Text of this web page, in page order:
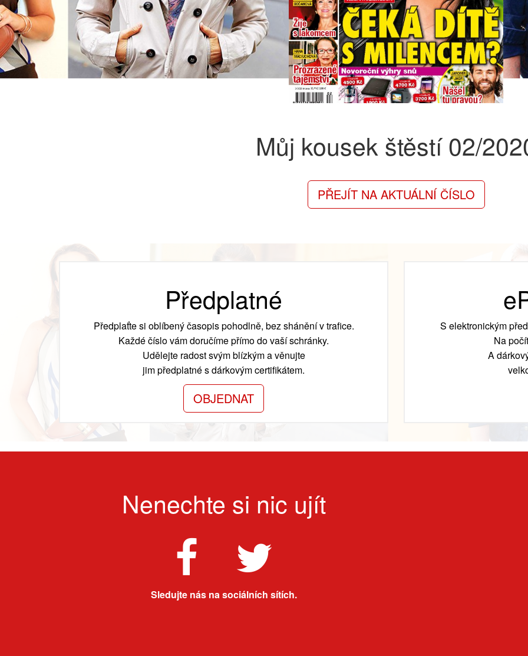
Můj kousek štěstí02/
PŘEJÍT NA AKTUÁLNÍ ČÍSLO
Předplatné
Předplaťte si oblíbený časopis pohodlně, bez shánění v trafice.
Každé číslo vám doručíme přímo do vaší schránky.
Udělejte radost svým blízkým a věnujte
jim předplatné s dárkovým certifikátem.
OBJEDNAT
S elektronickým
Na
A
Nenechte si nic ujít
Sledujte nás na sociálních sítích.